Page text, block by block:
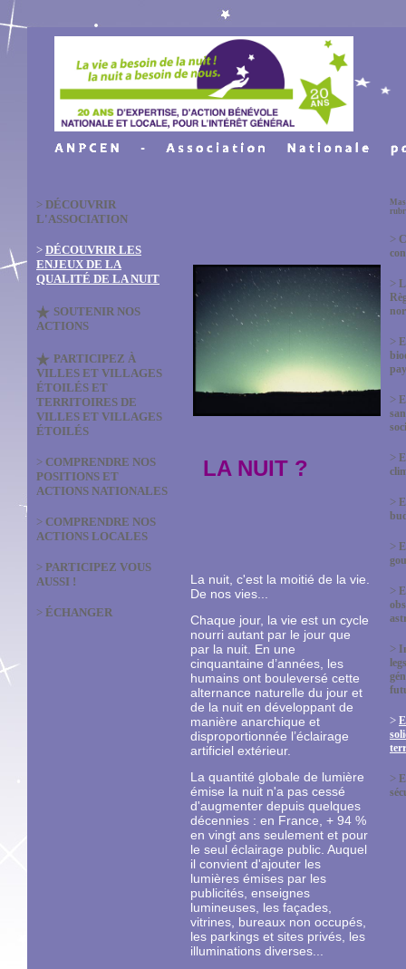
> DÉCOUVRIR
L'ASSOCIATION
> DÉCOUVRIR LES
ENJEUX DE LA
QUALITÉ DE LA NUIT
SOUTENIR NOS
ACTIONS
PARTICIPEZ À
VILLES ET VILLAGES
ÉTOILÉS ET
TERRITOIRES DE
VILLES ET VILLAGES
ÉTOILÉS
> COMPRENDRE NOS
POSITIONS ET
ACTIONS NATIONALES
> COMPRENDRE NOS
ACTIONS LOCALES
> PARTICIPEZ VOUS
AUSSI !
> ÉCHANGER
LA NUIT ?
La nuit, c'est la moitié de la vie.
De nos vies...
Chaque jour, la vie est un cycle
nourri autant par le jour que
par la nuit. En une
cinquantaine d’années, les
humains ont bouleversé cette
alternance naturelle du jour et
de la nuit en développant de
manière anarchique et
disproportionnée l’éclairage
artificiel extérieur.
La quantité globale de lumière
émise la nuit n'a pas cessé
d'augmenter depuis quelques
décennies : en France, + 94 %
en vingt ans seulement et pour
le seul éclairage public. Auquel
il convient d'ajouter les
lumières émises par les
publicités, enseignes
lumineuses, les façades,
vitrines, bureaux non occupés,
les parkings et sites privés, les
illuminations diverses...
>
>
>
>
>
>
>
>
>
>
>